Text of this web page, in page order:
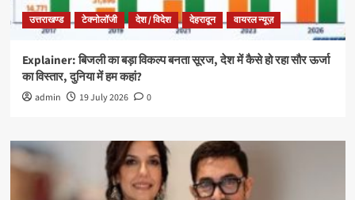
उत्तराखण्ड टेक्नोलॉजी देश / विदेश देहरादून वायरल न्यूज़
Explainer: बिजली का बड़ा विकल्प बनता सूरज, देश में कैसे हो रहा सौर ऊर्जा
का विस्तार, दुनिया में हम कहां?
admin 19 July 2026 0